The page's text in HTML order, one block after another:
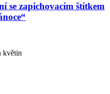
se zapichovacím štítkem
květin